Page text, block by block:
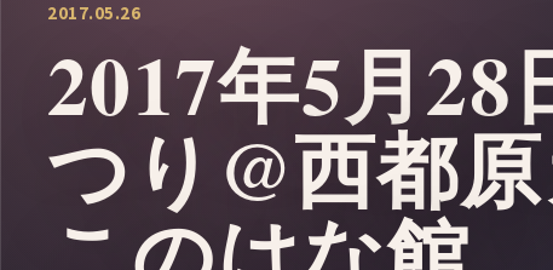
2017.05.26
2017年5月
つり@西都